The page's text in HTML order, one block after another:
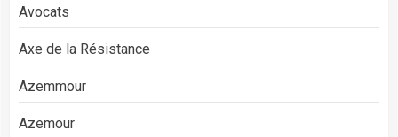
Avocats
Axe de la Résistance
Azemmour
Azemour